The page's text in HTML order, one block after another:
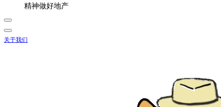
精神做好地产
关于我们